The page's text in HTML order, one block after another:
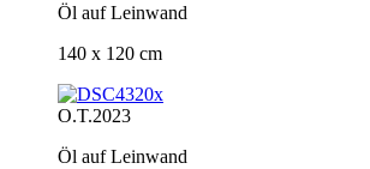
Öl auf Leinwand
140 x 120 cm
O.T.2023
Öl auf Leinwand